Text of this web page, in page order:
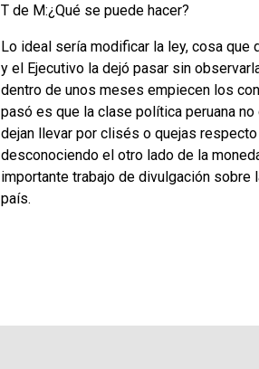
T de M:¿Qué se puede hacer?
Lo ideal sería modificar la ley, cosa que
y el Ejecutivo la dejó pasar sin
dentro de unos meses empiecen los
pasó es que la clase política peruana
dejan llevar por clisés o quejas
desconociendo el otro lado de la
importante trabajo de divulgación
país.